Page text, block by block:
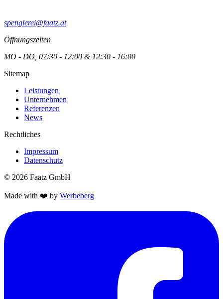
spenglerei@faatz.at
Öffnungszeiten
MO - DO, 07:30 - 12:00 & 12:30 - 16:00
Sitemap
Leistungen
Unternehmen
Referenzen
News
Rechtliches
Impressum
Datenschutz
© 2026 Faatz GmbH
Made with ❤️ by Werbeberg